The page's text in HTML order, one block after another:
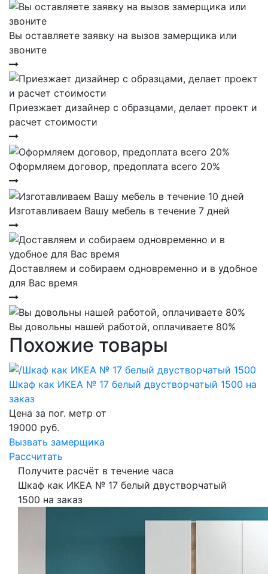
Вы оставляете заявку на вызов замерщика или
звоните
Приезжает дизайнер с образцами, делает проект и
расчет стоимости
Оформляем договор, предоплата всего 20%
Изготавливаем Вашу мебель в течение 7 дней
Доставляем и собираем одновременно и в удобное
для Вас время
Вы довольны нашей работой, оплачиваете 80%
Похожие товары
Шкаф как ИКЕА № 17 белый двустворчатый 1500 на
заказ
Цена за пог. метр от
19000 руб.
Вызвать замерщика
Рассчитать
Получите расчёт в течение часа
Шкаф как ИКЕА № 17 белый двустворчатый
1500 на заказ